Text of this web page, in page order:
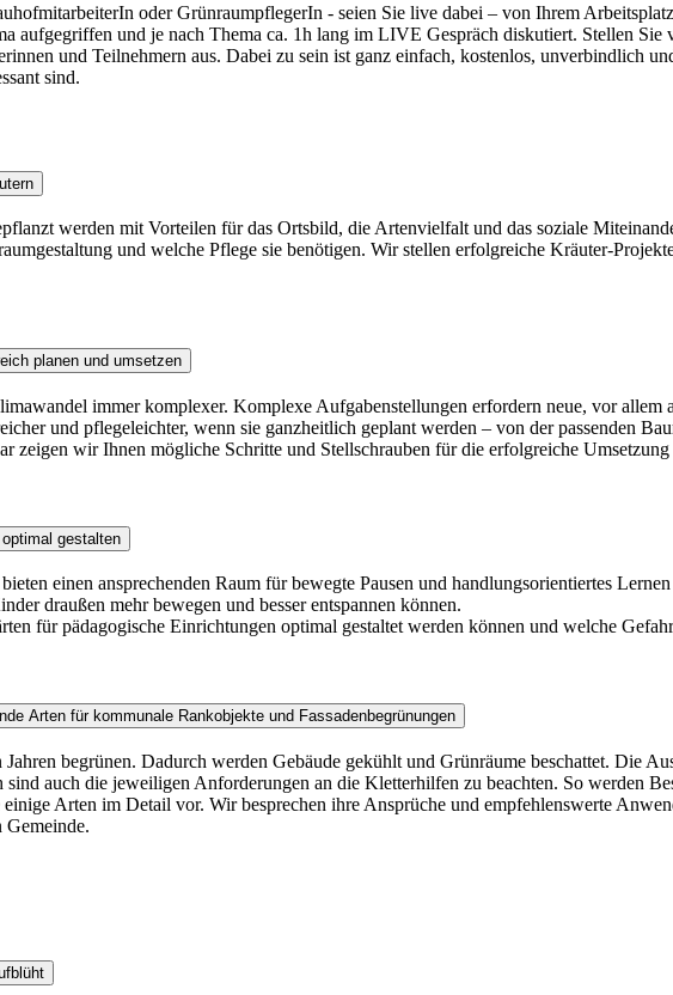
oder GrünraumpflegerIn - seien Sie live dabei – von Ihrem
aufgegriffen und je nach Thema ca. 1h lang im LIVE Gespräch diskutiert. Stellen Sie
und Teilnehmern aus. Dabei zu sein ist ganz einfach, kostenlos, unverbindlich
sind.
werden mit Vorteilen für das Ortsbild, die Artenvielfalt und das soziale
und welche Pflege sie benötigen. Wir stellen erfolgreiche Kräuter-
planen und umsetzen
immer komplexer. Komplexe Aufgabenstellungen erfordern neue, vor allem
und pflegeleichter, wenn sie ganzheitlich geplant werden – von der passenden
zeigen wir Ihnen mögliche Schritte und Stellschrauben für die erfolgreiche
gestalten
einen ansprechenden Raum für bewegte Pausen und handlungsorientiertes
draußen mehr bewegen und besser entspannen können.
für pädagogische Einrichtungen optimal gestaltet werden können und welche
Arten für kommunale Rankobjekte und Fassadenbegrünungen
begrünen. Dadurch werden Gebäude gekühlt und Grünräume beschattet. Die
auch die jeweiligen Anforderungen an die Kletterhilfen zu beachten. So werden
Arten im Detail vor. Wir besprechen ihre Ansprüche und empfehlenswerte
Gemeinde.